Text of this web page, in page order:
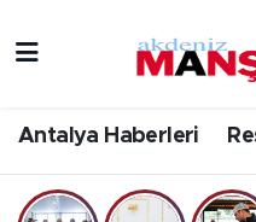
Antalya Haberleri
Bilim & Teknoloji
Eğitim
Antalya Hava
Antalya Namaz